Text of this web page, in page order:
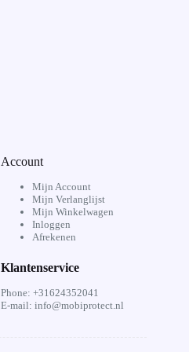
Account
Mijn Account
Mijn Verlanglijst
Mijn Winkelwagen
Inloggen
Afrekenen
Klantenservice
Phone: +31624352041
E-mail: info@mobiprotect.nl